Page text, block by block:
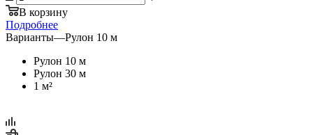
В корзину
Подробнее
Варианты—Рулон 10 м
Рулон 10 м
Рулон 30 м
1 м²